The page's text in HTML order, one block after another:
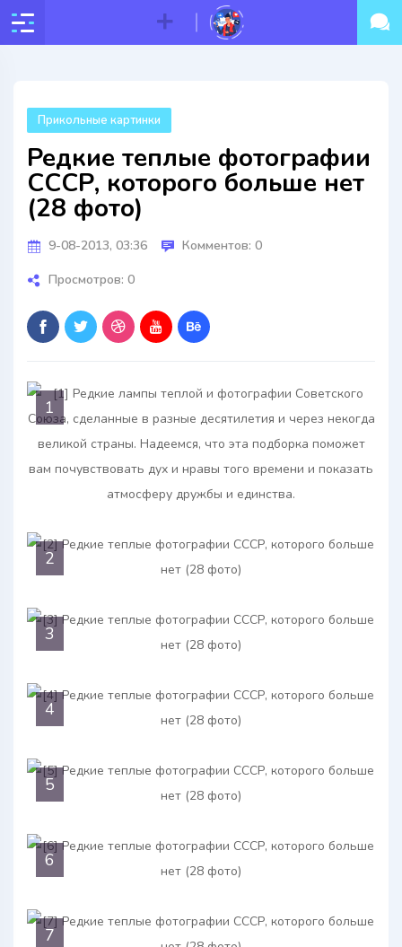
Прикольные картинки
Редкие теплые фотографии
СССР, которого больше нет
(28 фото)
9-08-2013, 03:36
Комментов: 0
Просмотров: 0
1
2
3
4
5
6
7